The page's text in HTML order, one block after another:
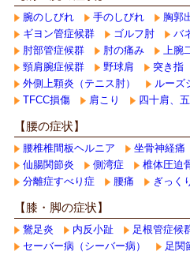
腕のしびれ 手のしびれ 胸郭
ギヨン管症候群
ゴルフ肘 バ
肘部管症候群
肘の痛み
上腕
頸肩腕症候群
野球肩 突き指
外側上顆炎（テニス肘）
ルーズ
TFCC損傷
肩こり 四十肩、
【腰の症状】
腰椎椎間板ヘルニア 坐骨神経痛
仙腸関節炎
側湾症 椎体圧迫
分離症すべり症
腰痛 ぎっく
【膝・脚の症状】
鵞足炎 内反小趾 足根管症候
セーバー病（シーバー病）
足関